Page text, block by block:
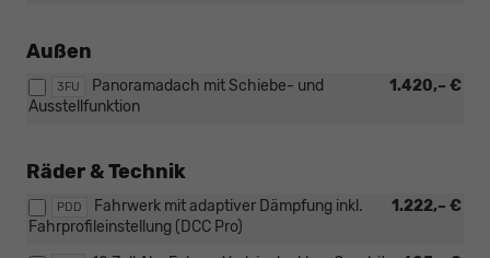
Außen
3FU 1.420,– €
Panoramadach mit Schiebe- und
Ausstellfunktion
Räder & Technik
PDD 1.222,– €
Fahrwerk mit adaptiver Dämpfung inkl.
Fahrprofileinstellung (DCC Pro)